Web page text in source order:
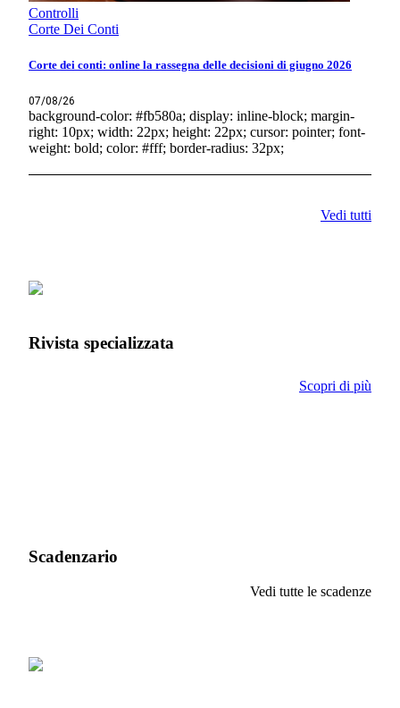
Controlli
Corte Dei Conti
Corte dei conti: online la rassegna delle decisioni di giugno 2026
07/08/26
background-color: #fb580a; display: inline-block; margin-
right: 10px; width: 22px; height: 22px; cursor: pointer; font-
weight: bold; color: #fff; border-radius: 32px;
Vedi tutti
Rivista specializzata
Scopri di più
Scadenzario
Vedi tutte le scadenze